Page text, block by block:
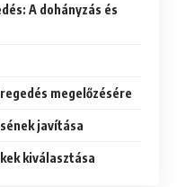
A dohányzás és
megelőzésére
javítása
kiválasztása